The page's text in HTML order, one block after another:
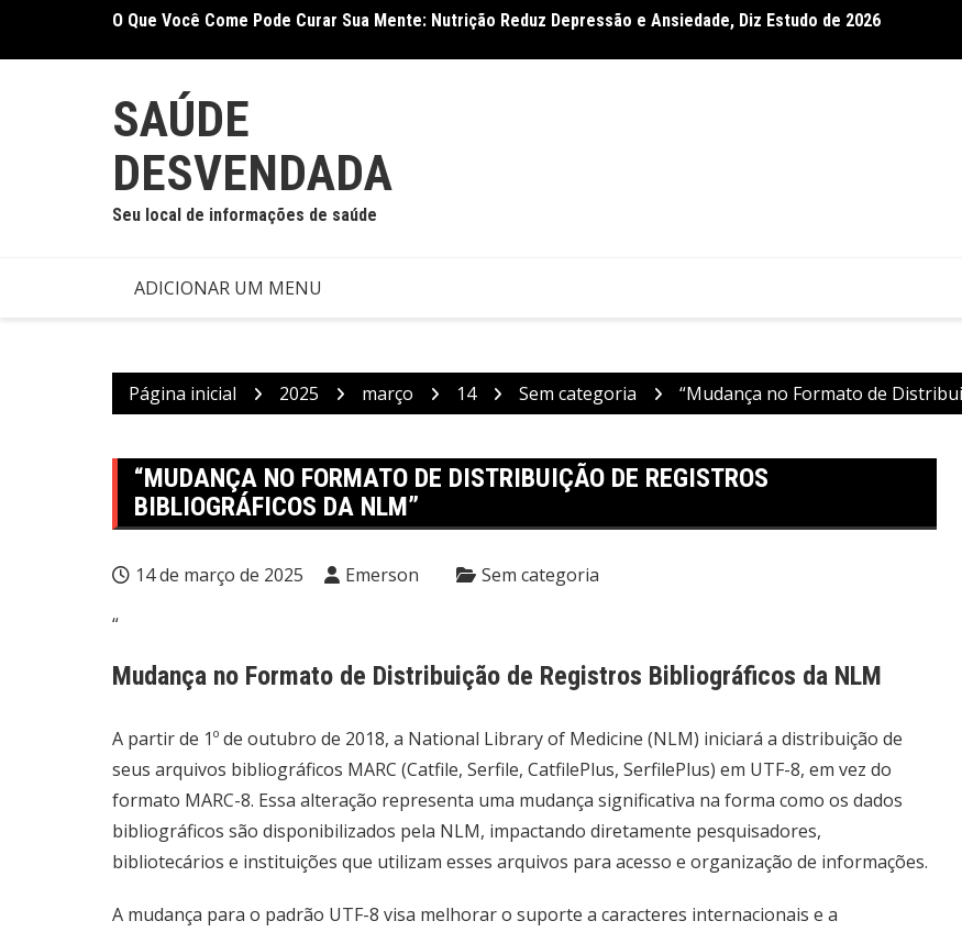
o
O Que Você Come Pode Curar Sua Mente: Nutrição Reduz Depressão e Ansiedade, Diz Estudo de 2026
Terapia Ocupacional Melhora Função Motora e Independência em Crianças com Paralisia Cerebral, Confirma
SAÚDE
DESVENDADA
Seu local de informações de saúde
ADICIONAR UM MENU
Página inicial 2025 março 14 Sem categoria “Mudança no Formato de
“MUDANÇA NO FORMATO DE DISTRIBUIÇÃO DE REGISTROS
BIBLIOGRÁFICOS DA NLM”
14 de março de 2025 Emerson Sem categoria
“
Mudança no Formato de Distribuição de Registros Bibliográficos da NLM
A partir de 1º de outubro de 2018, a National Library of Medicine (NLM) iniciará a distribuição de
seus arquivos bibliográficos MARC (Catfile, Serfile, CatfilePlus, SerfilePlus) em UTF-8, em vez do
formato MARC-8. Essa alteração representa uma mudança significativa na forma como os dados
bibliográficos são disponibilizados pela NLM, impactando diretamente pesquisadores,
bibliotecários e instituições que utilizam esses arquivos para acesso e organização de informações.
A mudança para o padrão UTF-8 visa melhorar o suporte a caracteres internacionais e a